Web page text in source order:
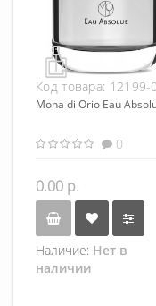
Код товара: 12199-
Mona di Orio Eau
0
0.00 р.
Наличие: Нет в
наличии